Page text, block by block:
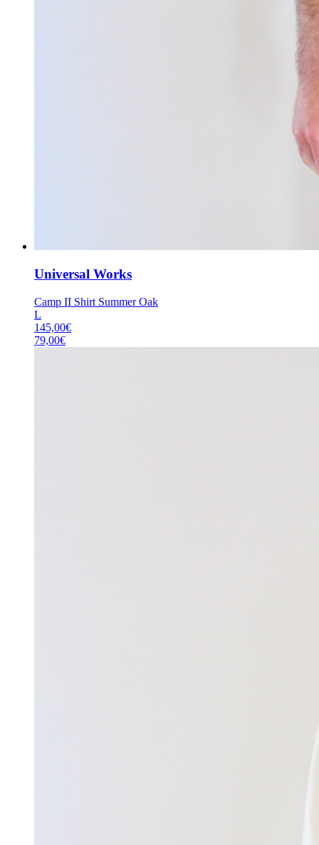
Universal Works
Camp II Shirt Summer Oak
L
145,00€
79,00€